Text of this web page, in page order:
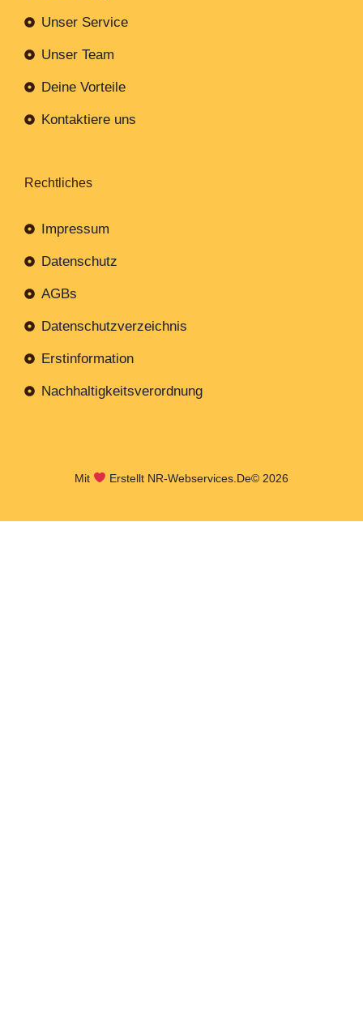
Unser Service
Unser Team
Deine Vorteile
Kontaktiere uns
Rechtliches
Impressum
Datenschutz
AGBs
Datenschutzverzeichnis
Erstinformation
Nachhaltigkeitsverordnung
Mit Erstellt NR-Webservices.de© 2026